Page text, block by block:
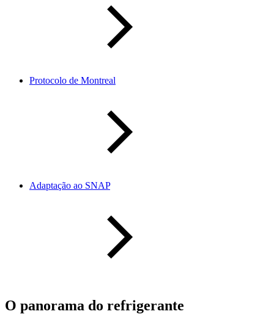
Protocolo de Montreal
Adaptação ao SNAP
O panorama do refrigerante